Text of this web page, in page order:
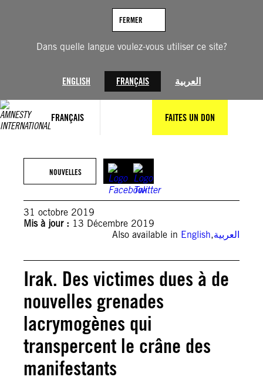
Dans quelle langue voulez-vous utiliser ce site?
ENGLISH FRANÇAIS العربية
FERMER
FRANÇAIS FAITES UN DON
NOUVELLES
31 octobre 2019
Mis à jour : 13 Décembre 2019
Also available in English,العربية
Irak. Des victimes dues à de
nouvelles grenades
lacrymogènes qui
transpercent le crâne des
manifestants